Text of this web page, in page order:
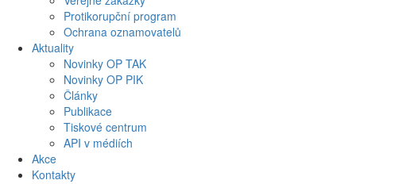
Protikorupční program
Ochrana oznamovatelů
Aktuality
Novinky OP TAK
Novinky OP PIK
Články
Publikace
Tiskové centrum
API v médiích
Akce
Kontakty